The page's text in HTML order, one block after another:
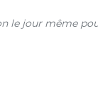
le jour même